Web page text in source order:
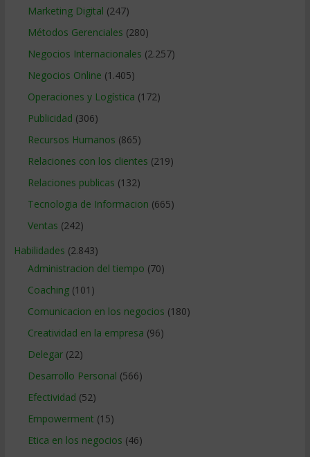
Marketing Digital (247)
Métodos Gerenciales (280)
Negocios Internacionales (2.257)
Negocios Online (1.405)
Operaciones y Logística (172)
Publicidad (306)
Recursos Humanos (865)
Relaciones con los clientes (219)
Relaciones publicas (132)
Tecnologia de Informacion (665)
Ventas (242)
Habilidades (2.843)
Administracion del tiempo (70)
Coaching(101)
Comunicacion en los negocios (180)
Creatividad en la empresa (96)
Delegar(22)
Desarrollo Personal (566)
Efectividad (52)
Empowerment (15)
Etica en los negocios (46)